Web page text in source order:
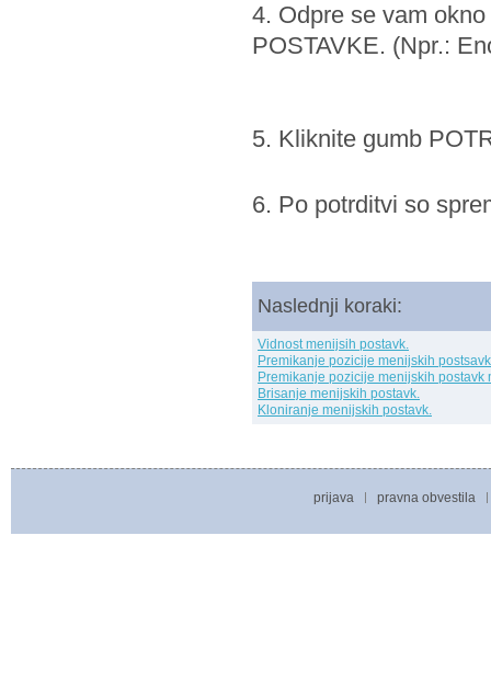
4. Odpre se vam
POSTAVKE. (Npr.:
5. Kliknite gumb
6. Po potrditvi so
Naslednji koraki:
Vidnost menijsih postavk.
Premikanje pozicije menijskih
Premikanje pozicije menijskih postavk
Brisanje menijskih postavk.
Kloniranje menijskih postavk.
prijava pravna obvestila